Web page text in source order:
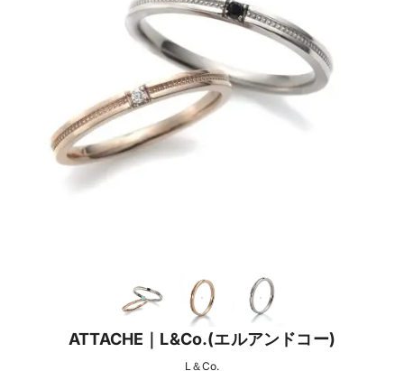
ATTACHE｜L&Co.(エルアンドコー)
L＆Co.